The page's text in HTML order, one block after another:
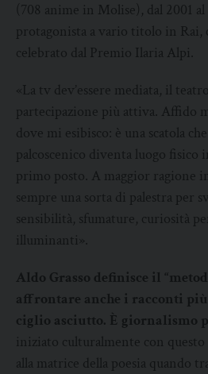
(708 anime in Molise), dal 2001 al
protagonista a vario titolo in Rai,
celebrato dal Premio Ilaria Alpi.
«La tv dev’essere mediata, il
partecipazione più attiva. Affido
dove mi esibisco: è una scatola
palcoscenico diventa luogo fisico
primo posto. A maggior ragione
sempre una sorta di palestra per
sensibilità, sfumature, curiosità
illuminanti».
Aldo Grasso definisce il
affrontare anche i racconti
ciglio asciutto. È giornalismo
iniziato culturalmente con
alla matrice della poesia quando